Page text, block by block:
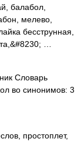
балабол,
мелево,
бесструнная,
…
Словарь
во синонимов: 3
простоплет,